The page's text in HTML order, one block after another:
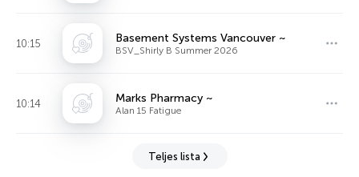
10:15 Basement Systems Vancouver ~
BSV_Shirly B Summer 2026
10:14 Marks Pharmacy ~
Alan 15 Fatigue
Teljes lista